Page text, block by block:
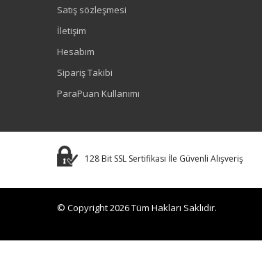
Satış sözleşmesi
İletişim
Hesabım
Sipariş Takibi
ParaPuan Kullanımı
128 Bit SSL Sertifikası İle Güvenli Alışveriş
© Copyright 2026 Tüm Hakları Saklıdır.